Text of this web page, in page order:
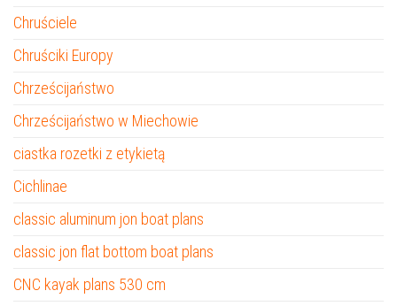
Chruściele
Chruściki Europy
Chrześcijaństwo
Chrześcijaństwo w Miechowie
ciastka rozetki z etykietą
Cichlinae
classic aluminum jon boat plans
classic jon flat bottom boat plans
CNC kayak plans 530 cm